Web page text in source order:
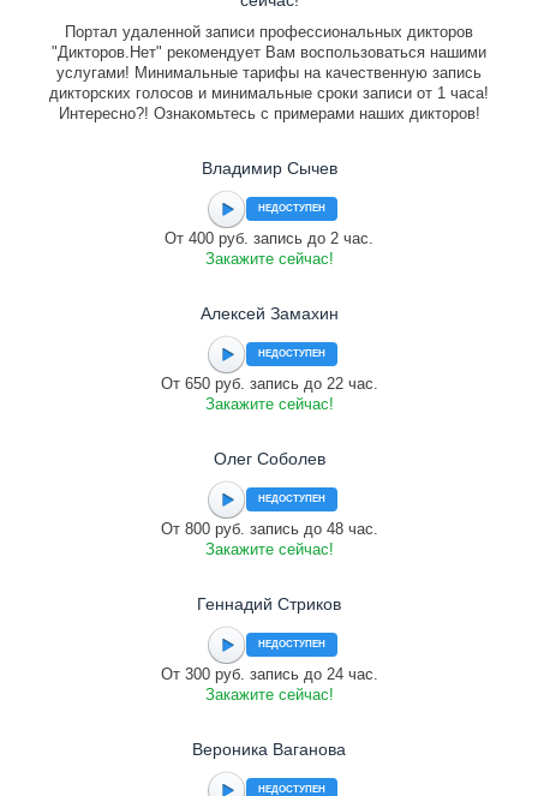
Портал удаленной записи профессиональных дикторов
"Дикторов.Нет" рекомендует Вам воспользоваться нашими
услугами! Минимальные тарифы на качественную запись
дикторских голосов и минимальные сроки записи от 1 часа!
Интересно?! Ознакомьтесь с примерами наших дикторов!
Владимир Сычев
НЕДОСТУПЕН
От 400 руб. запись до 2 час.
Закажите сейчас!
Алексей Замахин
НЕДОСТУПЕН
От 650 руб. запись до 22 час.
Закажите сейчас!
Олег Соболев
НЕДОСТУПЕН
От 800 руб. запись до 48 час.
Закажите сейчас!
Геннадий Стриков
НЕДОСТУПЕН
От 300 руб. запись до 24 час.
Закажите сейчас!
Вероника Ваганова
НЕДОСТУПЕН